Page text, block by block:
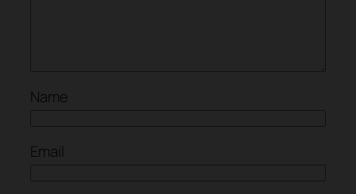
Name
Email